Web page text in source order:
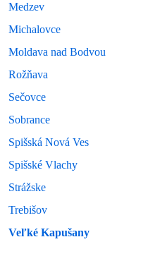
Medzev
Michalovce
Moldava nad Bodvou
Rožňava
Sečovce
Sobrance
Spišská Nová Ves
Spišské Vlachy
Strážske
Trebišov
Veľké Kapušany